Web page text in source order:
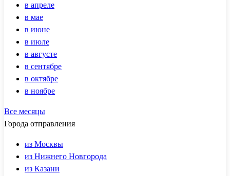
в апреле
в мае
в июне
в июле
в августе
в сентябре
в октябре
в ноябре
Все месяцы
Города отправления
из Москвы
из Нижнего Новгорода
из Казани